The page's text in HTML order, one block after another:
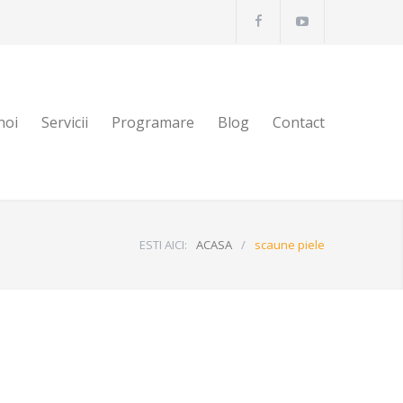
Servicii Programare Blog Contact
ESTI AICI: ACASA / scaune piele